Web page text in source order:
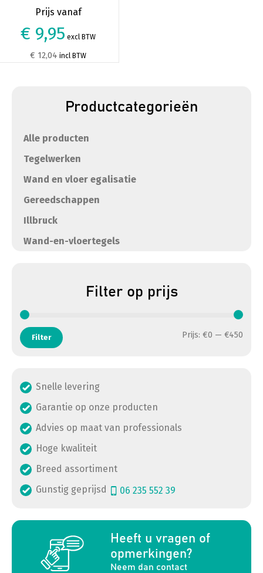
€ 9,95 excl BTW
€ 12,04 incl BTW
Productcategorieën
Alle producten
Tegelwerken
Wand en vloer egalisatie
Gereedschappen
Illbruck
Wand-en-vloertegels
Filter op prijs
Filter Prijs: €0 — €450
Snelle levering
Garantie op onze producten
Advies op maat van professionals
Hoge kwaliteit
Breed assortiment
Gunstig geprijsd
06 235 552 39
Heeft u vragen of
opmerkingen?
Neem dan contact
a